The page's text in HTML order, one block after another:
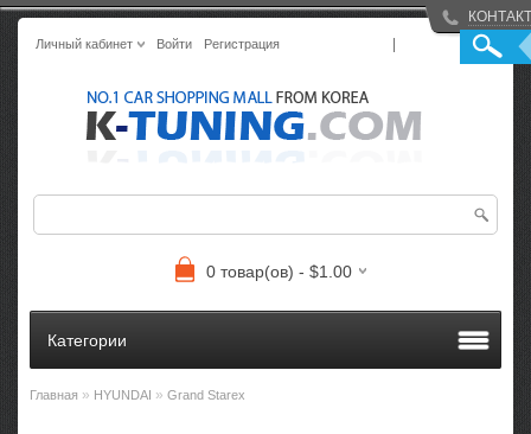
Личный кабинет Войти Регистрация
0 товар(ов) - $1.00
Категории
Главная » HYUNDAI » Grand Starex